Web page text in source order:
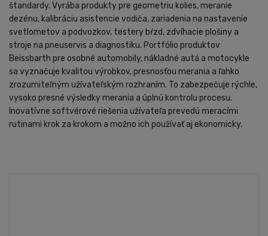
štandardy. Vyrába produkty pre geometriu kolies, meranie
dezénu, kalibráciu asistencie vodiča, zariadenia na nastavenie
svetlometov a podvozkov, testery bŕzd, zdvíhacie plošiny a
stroje na pneuservis a diagnostiku. Portfólio produktov
Beissbarth pre osobné automobily, nákladné autá a motocykle
sa vyznačuje kvalitou výrobkov, presnosťou merania a ľahko
zrozumiteľným užívateľským rozhraním. To zabezpečuje rýchle,
vysoko presné výsledky merania a úplnú kontrolu procesu.
Inovatívne softvérové ​​riešenia užívateľa prevedú meracími
rutinami krok za krokom a možno ich používať aj ekonomicky.